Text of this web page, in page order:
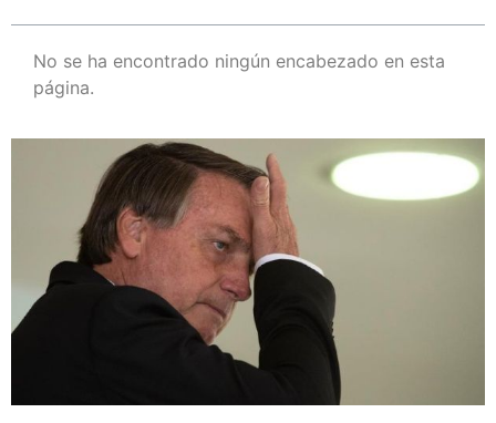
No se ha encontrado ningún encabezado en esta
página.